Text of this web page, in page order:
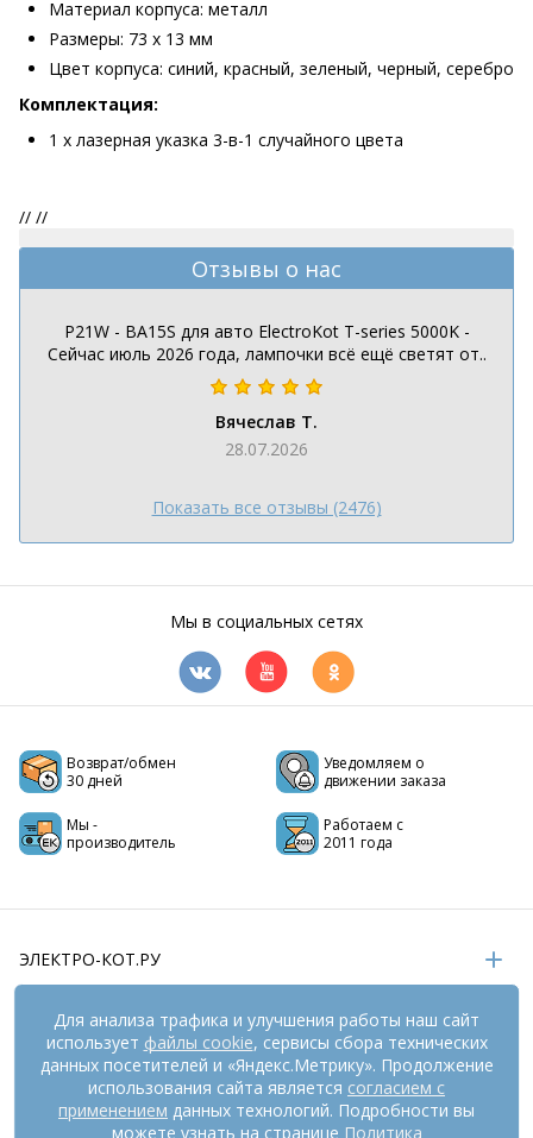
Материал корпуса: металл
Размеры: 73 х 13 мм
Цвет корпуса: синий, красный, зеленый, черный, серебро
Комплектация:
1 х лазерная указка 3-в-1 случайного цвета
// //
Отзывы о нас
P21W - BA15S для авто ElectroKot T-series 5000K -
Сейчас июль 2026 года, лампочки всё ещё светят от..
Вячеслав Т.
28.07.2026
Показать все отзывы (2476)
Мы в социальных сетях
Возврат/обмен
30 дней
Уведомляем о
движении заказа
Мы -
производитель
Работаем с
2011 года
ЭЛЕКТРО-КОТ.РУ
ИНФОРМАЦИЯ
РЕКВИЗИТЫ
На информационном ресурсе применяются
Для анализа трафика и улучшения работы наш сайт
использует файлы cookie, сервисы сбора технических
данных посетителей и «Яндекс.Метрику». Продолжение
использования сайта является согласием с
применением данных технологий. Подробности вы
можете узнать на странице Политика